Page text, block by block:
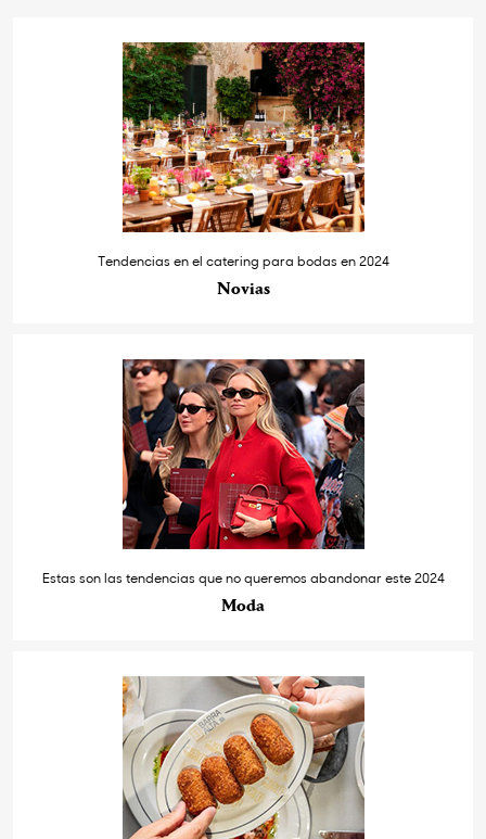
Tendencias en el catering para bodas en 2024
Novias
Estas son las tendencias que no queremos abandonar este 2024
Moda